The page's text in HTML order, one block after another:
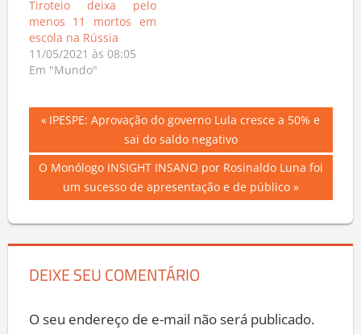
Tiroteio deixa pelo
menos 11 mortos em
escola na Rússia
11/05/2021 às 08:05
Em "Mundo"
Navegação
de
Post
Previous
IPESPE: Aprovação do governo Lula cresce a 50% e
sai do saldo negativo
Next
O Monólogo INSIGHT INSANO por Rosinaldo Luna foi
um sucesso de apresentação e de público
DEIXE SEU COMENTÁRIO
O seu endereço de e-mail não será publicado.